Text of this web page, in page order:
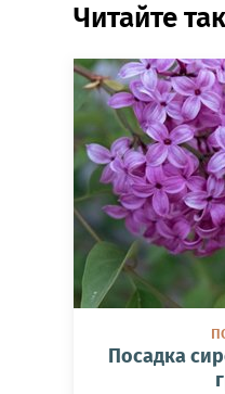
Читайте
Посадка